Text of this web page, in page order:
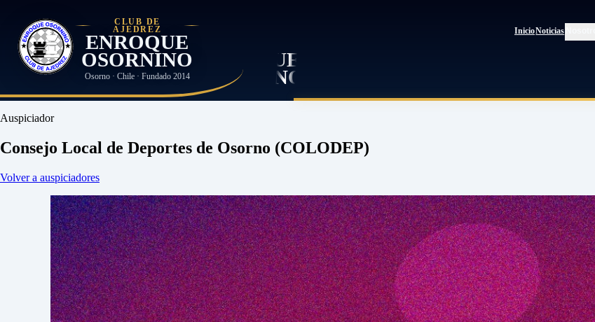
CLUB DE
AJEDREZ
ENROQUE
OSORNINO
Osorno · Chile · Fundado 2014
InicioNoticias
Auspiciador
Consejo Local de Deportes de Osorno (COLODEP)
Volver a auspiciadores